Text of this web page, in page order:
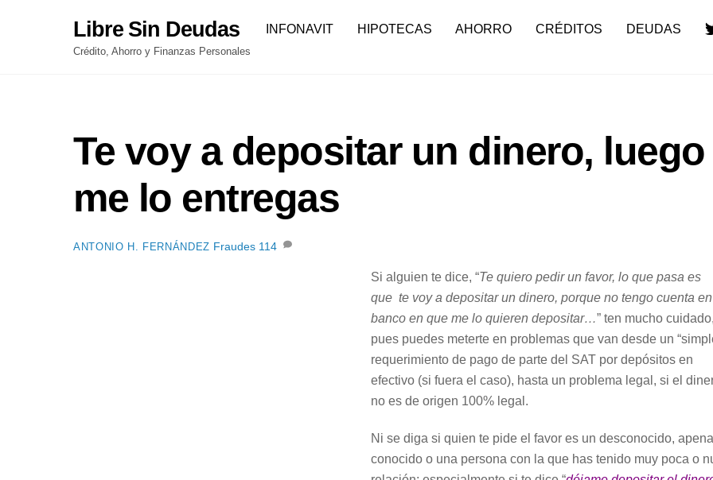
Libre Sin Deudas
Crédito, Ahorro y Finanzas Personales
INFONAVIT HIPOTECAS AHORRO CRÉDITOS DEUDAS
Te voy a depositar un dinero, luego
me lo entregas
ANTONIO H. FERNÁNDEZ Fraudes 114
Si alguien te dice, “Te quiero pedir un favor, lo que pasa es
que te voy a depositar un dinero, porque no tengo cuenta
banco en que me lo quieren depositar…” ten mucho cuidado,
pues puedes meterte en problemas que van desde un
requerimiento de pago de parte del SAT por depósitos en
efectivo (si fuera el caso), hasta un problema legal, si el
no es de origen 100% legal.
Ni se diga si quien te pide el favor es un desconocido,
conocido o una persona con la que has tenido muy poca o